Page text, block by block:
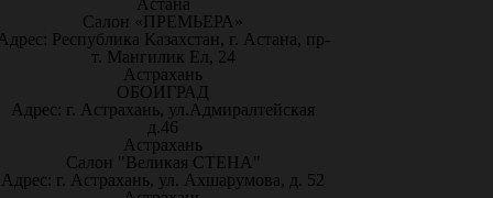
Астана
Салон «ПРЕМЬЕРА»
Республика Казахстан, г. Астана, пр-
т. Мангилик Ел, 24
Астрахань
ОБОИГРАД
Адрес: г. Астрахань, ул.Адмиралтейская
д.46
Астрахань
Салон "Великая СТЕНА"
Адрес: г. Астрахань, ул. Ахшарумова, д. 52